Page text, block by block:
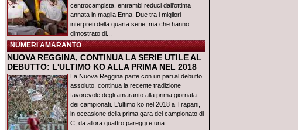
centrocampista, entrambi reduci dall'ottima
annata in maglia Enna. Due tra i migliori
interpreti della quarta serie, ma che hanno
dimostrato di...
NUMERI AMARANTO
NUOVA REGGINA, CONTINUA LA SERIE UTILE AL
DEBUTTO: L'ULTIMO KO ALLA PRIMA NEL 2018
La Nuova Reggina parte con un pari al debutto
assoluto, continua la recente tradizione
favorevole degli amaranto alla prima giornata
dei campionati. L'ultimo ko nel 2018 a Trapani,
in occasione della prima gara del campionato di
C, da allora quattro pareggi e una...